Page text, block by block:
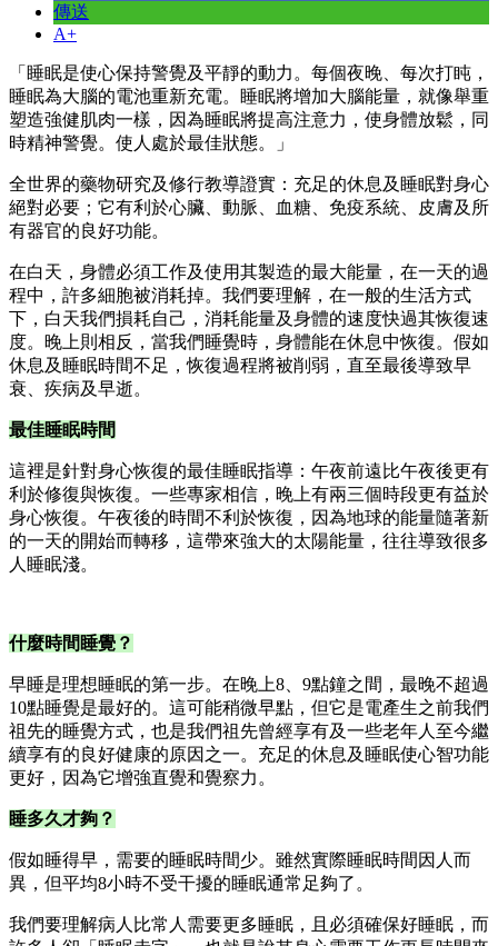
傳送
A+
「睡眠是使心保持警覺及平靜的動力。每個夜晚、每次打盹，
睡眠為大腦的電池重新充電。睡眠將增加大腦能量，就像舉重
塑造強健肌肉一樣，因為睡眠將提高注意力，使身體放鬆，同
時精神警覺。使人處於最佳狀態。」
全世界的藥物研究及修行教導證實：充足的休息及睡眠對身心
絕對必要；它有利於心臟、動脈、血糖、免疫系統、皮膚及所
有器官的良好功能。
在白天，身體必須工作及使用其製造的最大能量，在一天的過
程中，許多細胞被消耗掉。我們要理解，在一般的生活方式
下，白天我們損耗自己，消耗能量及身體的速度快過其恢復速
度。晚上則相反，當我們睡覺時，身體能在休息中恢復。假如
休息及睡眠時間不足，恢復過程將被削弱，直至最後導致早
衰、疾病及早逝。
最佳睡眠時間
這裡是針對身心恢復的最佳睡眠指導：午夜前遠比午夜後更有
利於修復與恢復。一些專家相信，晚上有兩三個時段更有益於
身心恢復。午夜後的時間不利於恢復，因為地球的能量隨著新
的一天的開始而轉移，這帶來強大的太陽能量，往往導致很多
人睡眠淺。
什麼時間睡覺？
早睡是理想睡眠的第一步。在晚上8、9點鐘之間，最晚不超過
10點睡覺是最好的。這可能稍微早點，但它是電產生之前我們
祖先的睡覺方式，也是我們祖先曾經享有及一些老年人至今繼
續享有的良好健康的原因之一。充足的休息及睡眠使心智功能
更好，因為它增強直覺和覺察力。
睡多久才夠？
假如睡得早，需要的睡眠時間少。雖然實際睡眠時間因人而
異，但平均8小時不受干擾的睡眠通常足夠了。
我們要理解病人比常人需要更多睡眠，且必須確保好睡眠，而